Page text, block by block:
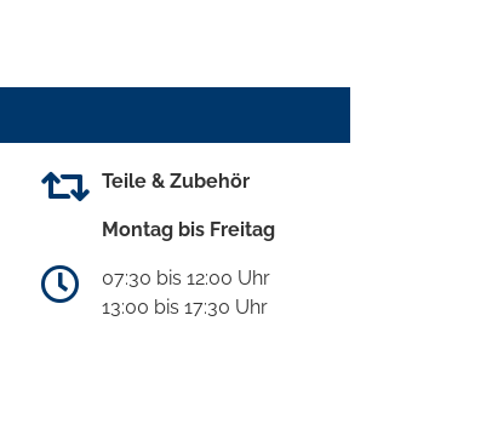
Teile & Zubehör
Montag bis Freitag
07:30 bis 12:00 Uhr
13:00 bis 17:30 Uhr